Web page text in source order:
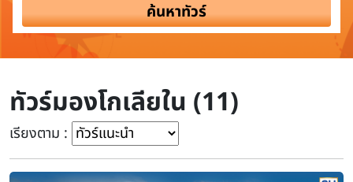
ค้นหาทัวร์
ทัวร์มองโกเลียใน (11)
เรียงตาม :